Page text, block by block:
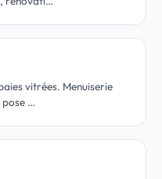
vitrées. Menuiserie
pose …